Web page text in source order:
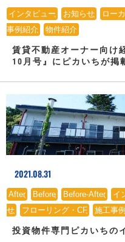
インタビュー、 お知らせ、 ロー
事例紹介、 物件紹介
賃貸不動産オーナー向
10月号』にピカいちが掲
2021.08.31
After、 Before、 Before-After、 イ
せ、 フローリング・CF、 施工事
投資物件専門ピカいちの